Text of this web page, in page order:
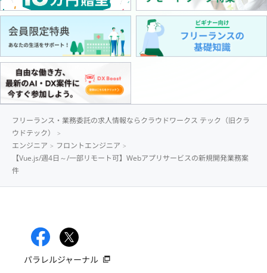
フリーランス・業務委託の求人情報ならクラウドワークス テック（旧クラ
ウドテック）
エンジニア
フロントエンジニア
【Vue.js/週4日～/一部リモート可】Webアプリサービスの新規開発業務案
件
パラレルジャーナル